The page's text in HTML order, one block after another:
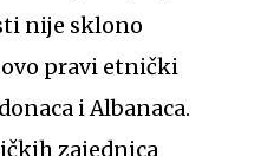
nije sklono
pravi etnički
i Albanaca.
zajednica